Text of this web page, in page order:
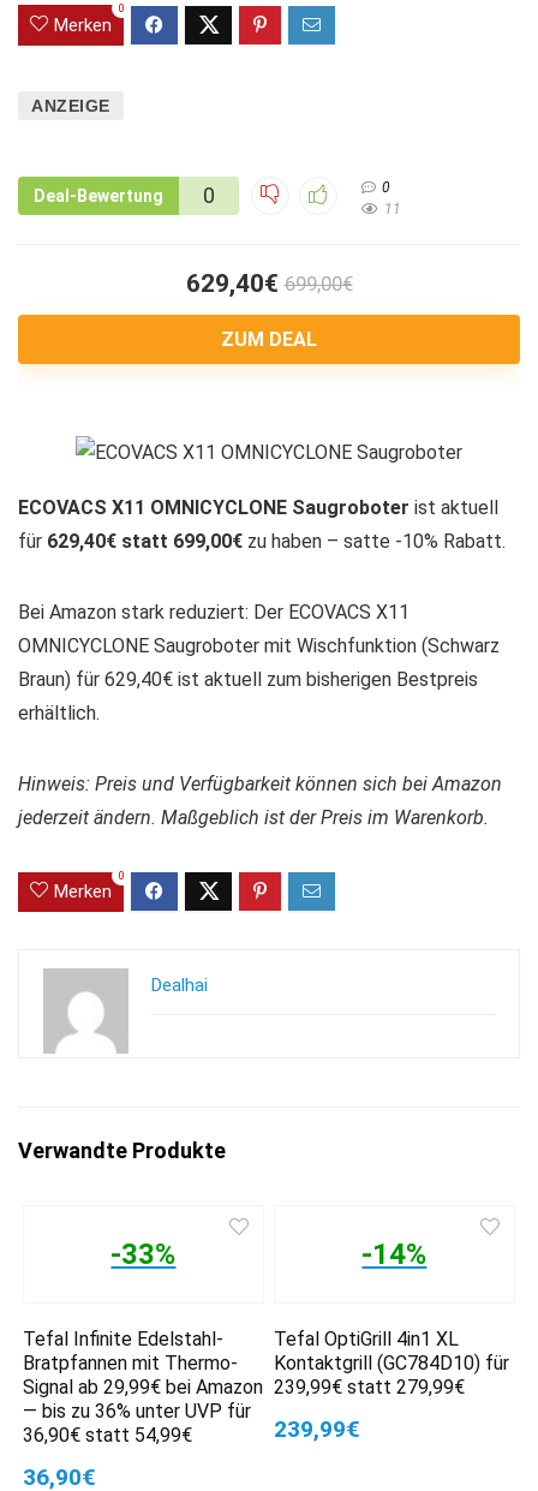
Merken
0
ANZEIGE
Deal-Bewertung 0
0
11
629,40€ 699,00€
ZUM DEAL
ECOVACS X11 OMNICYCLONE Saugroboter ist aktuell
für 629,40€ statt 699,00€ zu haben – satte -10% Rabatt.
Bei Amazon stark reduziert: Der ECOVACS X11
OMNICYCLONE Saugroboter mit Wischfunktion (Schwarz
Braun) für 629,40€ ist aktuell zum bisherigen Bestpreis
erhältlich.
Hinweis: Preis und Verfügbarkeit können sich bei Amazon
jederzeit ändern. Maßgeblich ist der Preis im Warenkorb.
Merken
0
Dealhai
Verwandte Produkte
-33%
Tefal Infinite Edelstahl-
Bratpfannen mit Thermo-
Signal ab 29,99€ bei Amazon
— bis zu 36% unter UVP für
36,90€ statt 54,99€
36,90€
-14%
Tefal OptiGrill 4in1 XL
Kontaktgrill (GC784D10) für
239,99€ statt 279,99€
239,99€